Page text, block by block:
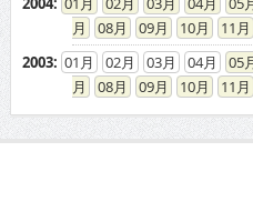
08
09 10 11
2003: 01 02 03 04 05
08
09 10 11